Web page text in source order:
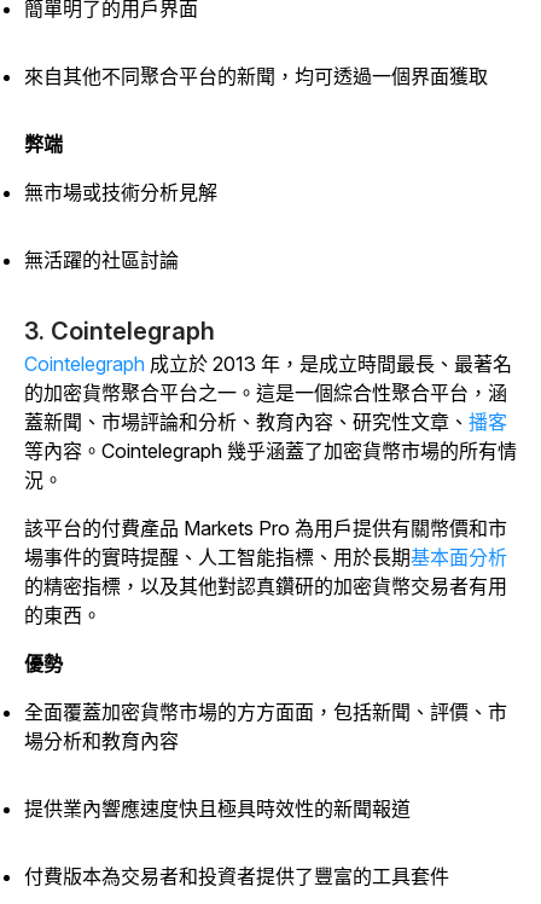
簡單明了的用戶界面
來自其他不同聚合平台的新聞，均可透過一個界面獲取
弊端
無市場或技術分析見解
無活躍的社區討論
3. Cointelegraph
Cointelegraph 成立於 2013 年，是成立時間最長、最著名
的加密貨幣聚合平台之一。這是一個綜合性聚合平台，涵
蓋新聞、市場評論和分析、教育內容、研究性文章、 播客
等內容。Cointelegraph 幾乎涵蓋了加密貨幣市場的所有情
況。
該平台的付費產品 Markets Pro 為用戶提供有關幣價和市
場事件的實時提醒、人工智能指標、用於長期基本面分析
的精密指標，以及其他對認真鑽研的加密貨幣交易者有用
的東西。
優勢
全面覆蓋加密貨幣市場的方方面面，包括新聞、評價、市
場分析和教育內容
提供業內響應速度快且極具時效性的新聞報道
付費版本為交易者和投資者提供了豐富的工具套件